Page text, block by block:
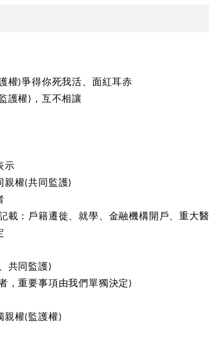
權)爭得你死我活、面紅耳赤
護權) ，互不相讓
示
親權(共同監護)
載：戶籍遷徙、就學、金融機構開戶、重大
共同監護)
，重要事項由我們單獨決定)
親權(監護權)